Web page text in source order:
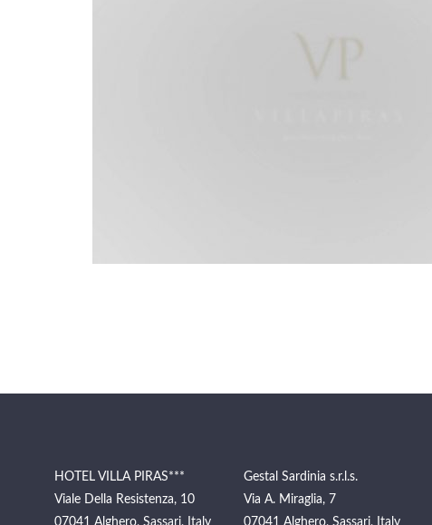
HOTEL VILLA PIRAS***
Viale Della Resistenza, 10
07041 Alghero, Sassari, Italy
Gestal Sardinia s.r.l.s.
Via A. Miraglia, 7
07041 Alghero, Sassari, Italy